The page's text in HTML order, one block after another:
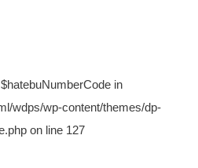
in
wdps/wp-content/themes/dp-
on line 127